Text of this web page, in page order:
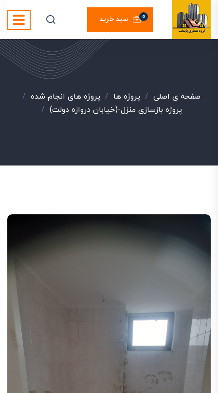
سبد خرید 0
صفحه ی اصلی / پروژه ها / پروژه های انجام شده /
پروژه بازسازی منزل-(خیابان دروازه دولت) /